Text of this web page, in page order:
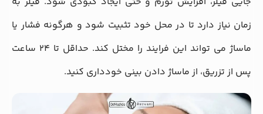
زمان نیاز دارد تا در محل خود تثبیت شود و هرگونه فشار یا
ماساژ می‌ تواند این فرایند را مختل کند. حداقل تا ۲۴ ساعت
پس از تزریق، از ماساژ دادن بینی خودداری کنید.